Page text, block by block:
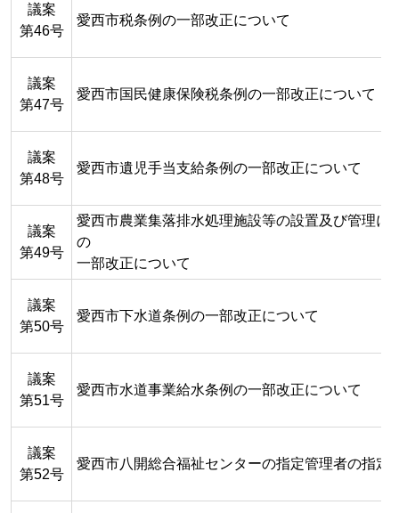
議案
第46号
愛西市税条例の一部改正について
議案
第47号
愛西市国民健康保険税条例の一部改正について
議案
第48号
愛西市遺児手当支給条例の一部改正について
議案
第49号
愛西市農業集落排水処理施設等の設置及び管理に
の
一部改正について
議案
第50号
愛西市下水道条例の一部改正について
議案
第51号
愛西市水道事業給水条例の一部改正について
議案
第52号
愛西市八開総合福祉センターの指定管理者の指定